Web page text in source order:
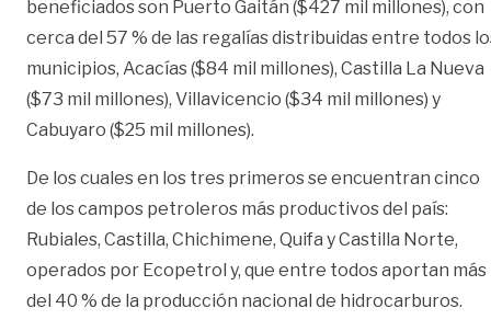
beneficiados son Puerto Gaitán ($427 mil millones), con
cerca del 57 % de las regalías distribuidas entre todos
municipios, Acacías ($84 mil millones), Castilla La Nueva
($73 mil millones), Villavicencio ($34 mil millones) y
Cabuyaro ($25 mil millones).
De los cuales en los tres primeros se encuentran cinco
de los campos petroleros más productivos del país:
Rubiales, Castilla, Chichimene, Quifa y Castilla Norte,
operados por Ecopetrol y, que entre todos aportan más
del 40 % de la producción nacional de hidrocarburos.